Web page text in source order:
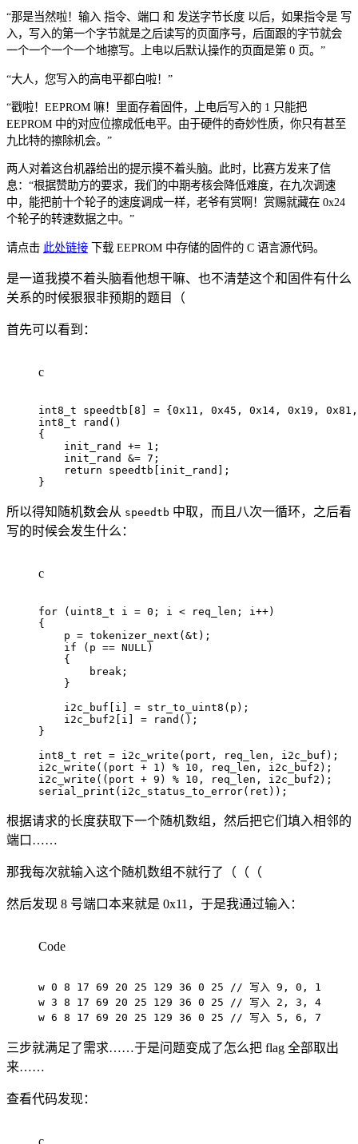
“那是当然啦！输入 指令、端口 和 发送字节长度 以后，如果指令是 写
入，写入的第一个字节就是之后读写的页面序号，后面跟的字节就会
一个一个一个一个地擦写。上电以后默认操作的页面是第 0 页。”
“大人，您写入的高电平都白啦！”
“戳啦！EEPROM 嘛！里面存着固件，上电后写入的 1 只能把
EEPROM 中的对应位擦成低电平。由于硬件的奇妙性质，你只有甚至
九比特的擦除机会。”
两人对着这台机器给出的提示摸不着头脑。此时，比赛方发来了信
息：“根据赞助方的要求，我们的中期考核会降低难度，在九次调速
中，能把前十个轮子的速度调成一样，老爷有赏啊！赏赐就藏在 0x24
个轮子的转速数据之中。”
请点击 此处链接 下载 EEPROM 中存储的固件的 C 语言源代码。
是一道我摸不着头脑看他想干嘛、也不清楚这个和固件有什么
关系的时候狠狠非预期的题目（
首先可以看到：
c
int8_t speedtb 8 = { 0x11 , 0x45 , 0x14 , 0x19 , 0x81 ,
int8_t
rand ( )
{
    init_rand
+= 1 ;
    init_rand
&= 7 ;
return speedtb init_rand
;
}
所以得知随机数会从 speedtb 中取，而且八次一循环，之后看
写的时候会发生什么：
c
for ( uint8_t i = 0 ; i < req_len ; i ++)
{
    p
= tokenizer_next ( &t ) ;
if
( p == NULL )
{
break ;
}
    i2c_buf
i = str_to_uint8 ( p ) ;
    i2c_buf2
i = rand ( ) ;
}
int8_t ret = i2c_write ( port , req_len , i2c_buf ) ;
i2c_write ( ( port + 1 ) % 10 , req_len , i2c_buf2 ) ;
i2c_write ( ( port + 9 ) % 10 , req_len , i2c_buf2 ) ;
serial_print ( i2c_status_to_error( ret ) ) ;
根据请求的长度获取下一个随机数组，然后把它们填入相邻的
端口……
那我每次就输入这个随机数组不就行了（（（
然后发现 8 号端口本来就是 0x11，于是我通过输入：
Code
w 0 8 17 69 20 25 129 36 0 25 // 写入 9, 0, 1
w 3 8 17 69 20 25 129 36 0 25 // 写入 2, 3, 4
w 6 8 17 69 20 25 129 36 0 25 // 写入 5, 6, 7
三步就满足了需求……于是问题变成了怎么把 flag 全部取出
来……
查看代码发现：
c